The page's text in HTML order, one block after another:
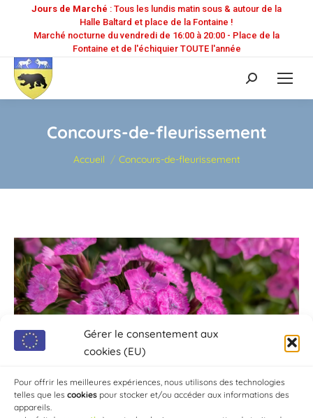
Gérer le consentement aux
cookies (EU)
Pour offrir les meilleures expériences, nous utilisons des technologies
telles que les cookies pour stocker et/ou accéder aux informations des
appareils.
Jours de Marché : Tous les lundis matin sous & autour de la
Halle Baltard et place de la Fontaine !
Marché nocturne du vendredi de 16:00 à 20:00 - Place de la
Fontaine et de l'échiquier TOUTE l'année
Recherche
:
Concours-de-fleurissement
Vous êtes ici :
Accueil Concours-de-fleurissement